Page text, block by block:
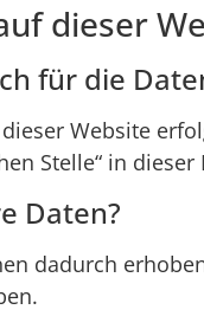
dieser
für die
Website
Stelle“ in
Daten?
dadurch